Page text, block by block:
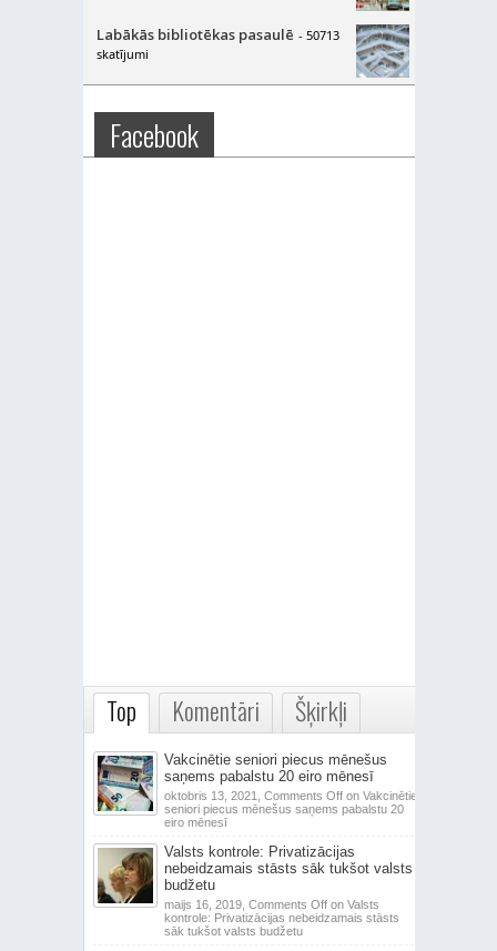
Labākās bibliotēkas pasaulē - 50713
skatījumi
Facebook
Top Komentāri Šķirkļi
Vakcinētie seniori piecus mēnešus
saņems pabalstu 20 eiro mēnesī
oktobris 13, 2021, Comments Offon Vakcinētie
seniori piecus mēnešus saņems pabalstu 20
eiro mēnesī
Valsts kontrole: Privatizācijas
nebeidzamais stāsts sāk tukšot valsts
budžetu
maijs 16, 2019, Comments Offon Valsts
kontrole: Privatizācijas nebeidzamais stāsts
sāk tukšot valsts budžetu